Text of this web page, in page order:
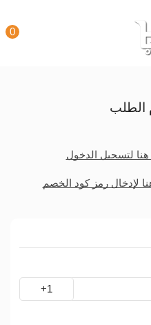
0
الطلب
هنا لتسجيل الدخول
هنا لإدخال رمز كود الخصم